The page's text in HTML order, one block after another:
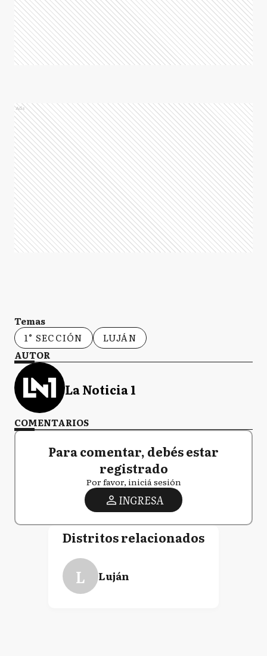
Ads
Temas
1° SECCIÓN
LUJÁN
AUTOR
La Noticia 1
COMENTARIOS
Para comentar, debés estar
registrado
Por favor, iniciá sesión
INGRESA
Distritos relacionados
L Luján